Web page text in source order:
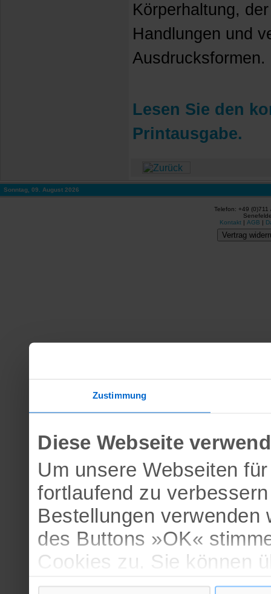
Zustimmung
Diese Webseite
Um unsere Webseiten
fortlaufend zu
Bestellungen
des Buttons »OK«
Cookies zu. Sie können
verschiedenen Cookies
Körperhaltung,
Handlungen und
Ausdrucksformen.
Lesen Sie den
Printausgabe.
Sonntag, 09. August 2026
Telefon: +49
Kontakt | AGB |
Vertrag